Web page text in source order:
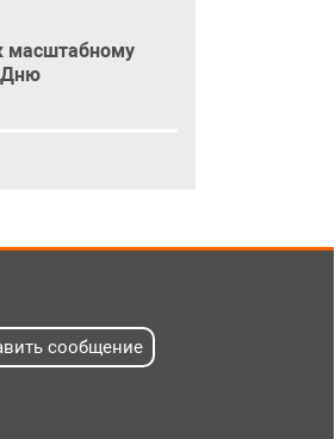
масштабному
Дню
сообщение